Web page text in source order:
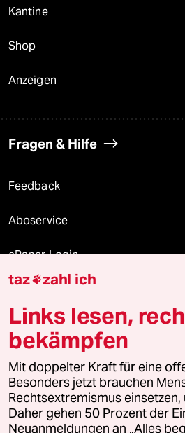
Kantine
Shop
Anzeigen
Fragen & Hilfe
Feedback
Aboservice
ePaper Login
Downloads für Abonnierende
© 2026 taz Verlags und Vertriebs
Alle Rechte vorbehalten. Bei rechtlichen
wenden Sie sich bitte an
lizenzen@taz.de
Feedback Redaktionsstatut
taz zahl ich
Links lesen,
bekämpfen
Mit doppelter Kraft für eine
Besonders jetzt brauchen
Rechtsextremismus
Daher gehen 50 Prozent der
Neuanmeldungen an „Alles